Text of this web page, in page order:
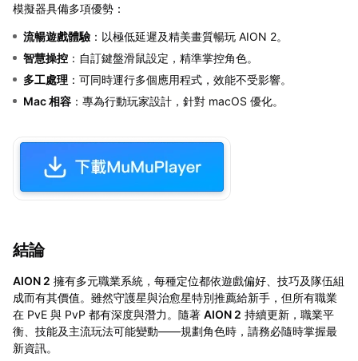
模擬器具備多項優勢：
流暢遊戲體驗：以極低延遲及精美畫質暢玩 AION 2。
智慧操控：自訂鍵盤滑鼠設定，精準掌控角色。
多工處理：可同時運行多個應用程式，效能不受影響。
Mac 相容：專為行動玩家設計，針對 macOS 優化。
結論
AION 2 擁有多元職業系統，每種定位都依遊戲偏好、技巧及隊伍組
成而有其價值。雖然守護星與治愈星特別推薦給新手，但所有職業
在 PvE 與 PvP 都有深度與潛力。隨著 AION 2 持續更新，職業平
衡、技能及主流玩法可能變動——規劃角色時，請務必隨時掌握最
新資訊。